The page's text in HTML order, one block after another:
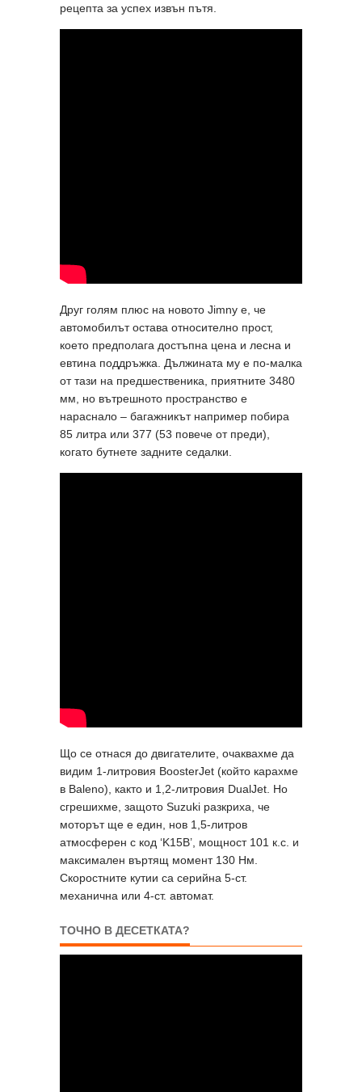
рецепта за успех извън пътя.
Друг голям плюс на новото Jimny е, че
автомобилът остава относително прост,
което предполага достъпна цена и лесна и
евтина поддръжка. Дължината му е по-малка
от тази на предшественика, приятните 3480
мм, но вътрешното пространство е
нараснало – багажникът например побира
85 литра или 377 (53 повече от преди),
когато бутнете задните седалки.
Що се отнася до двигателите, очаквахме да
видим 1-литровия BoosterJet (който карахме
в Baleno), както и 1,2-литровия DualJet. Но
сгрешихме, защото Suzuki разкриха, че
моторът ще е един, нов 1,5-литров
атмосферен с код ‘K15B’, мощност 101 к.с. и
максимален въртящ момент 130 Нм.
Скоростните кутии са серийна 5-ст.
механична или 4-ст. автомат.
ТОЧНО В ДЕСЕТКАТА?